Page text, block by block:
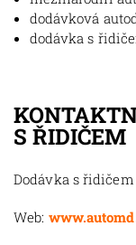
dodávková
dodávka s
S ŘIDIČEM
Dodávka s
Web: